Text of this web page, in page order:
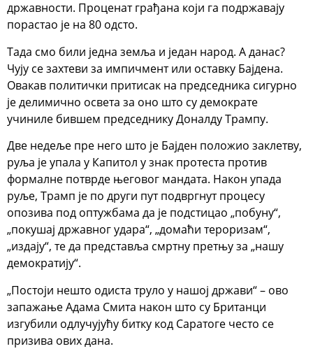
државности. Проценат грађана који га подржавају
порастао је на 80 одсто.
Тада смо били једна земља и један народ. А данас?
Чују се захтеви за импичмент или оставку Бајдена.
Овакав политички притисак на председника сигурно
је делимично освета за оно што су демократе
учиниле бившем председнику Доналду Трампу.
Две недеље пре него што је Бајден положио заклетву,
руља је упала у Капитол у знак протеста против
формалне потврде његовог мандата. Након упада
руље, Трамп је по други пут подвргнут процесу
опозива под оптужбама да је подстицао „побуну“,
„покушај државног удара“, „домаћи тероризам“,
„издају“, те да представља смртну претњу за „нашу
демократију“.
„Постоји нешто одиста труло у нашој држави“ – ово
запажање Адама Смита након што су Британци
изгубили одлучујућу битку код Саратоге често се
призива ових дана.